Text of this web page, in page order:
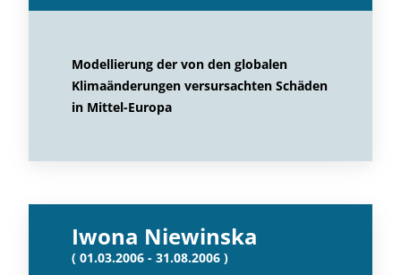
Modellierung der von den globalen
Klimaänderungen versursachten Schäden
in Mittel-Europa
Iwona Niewinska
( 01.03.2006 - 31.08.2006 )